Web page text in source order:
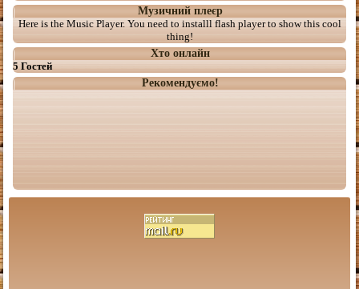
Музичний плеєр
Here is the Music Player. You need to installl flash player to show this cool
thing!
Хто онлайн
5 Гостей
Рекомендуємо!